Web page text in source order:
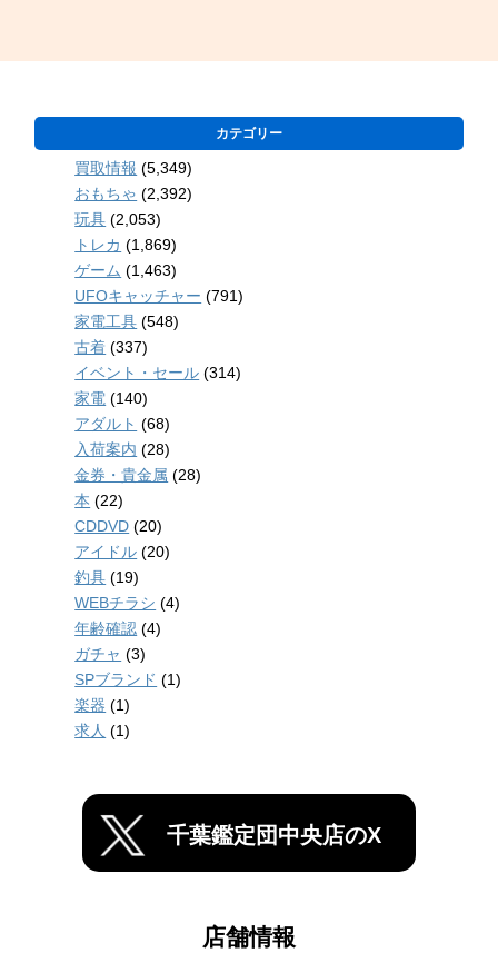
カテゴリー
買取情報 (5,349)
おもちゃ (2,392)
玩具 (2,053)
トレカ (1,869)
ゲーム (1,463)
UFOキャッチャー (791)
家電工具 (548)
古着 (337)
イベント・セール (314)
家電 (140)
アダルト (68)
入荷案内 (28)
金券・貴金属 (28)
本 (22)
CDDVD (20)
アイドル (20)
釣具 (19)
WEBチラシ (4)
年齢確認 (4)
ガチャ (3)
SPブランド (1)
楽器 (1)
求人 (1)
千葉鑑定団中央店のX
店舗情報